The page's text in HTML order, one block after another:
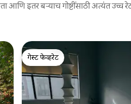
इतर बऱ्याच गोष्टींसाठी अत्यंत
गेस्ट फेव्हरेट
गेस्ट फेव्हरेट